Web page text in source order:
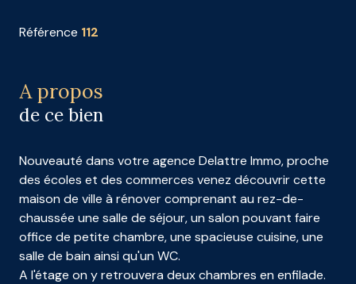
Référence 112
A propos
de ce bien
Nouveauté dans votre agence Delattre Immo, proche
des écoles et des commerces venez découvrir cette
maison de ville à rénover comprenant au rez-de-
chaussée une salle de séjour, un salon pouvant faire
office de petite chambre, une spacieuse cuisine, une
salle de bain ainsi qu'un WC.
A l'étage on y retrouvera deux chambres en enfilade.